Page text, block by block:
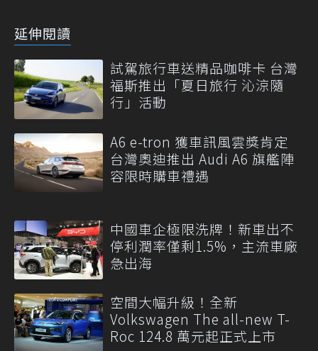
延伸閱讀
試駕旅行車送精品咖啡卡 台灣
福斯推出「夏日旅行 沁涼隨
行」活動
A6 e-tron 獲車訊風雲獎肯定
台灣奧迪推出 Audi A6 旗艦陣
容限時購車禮遇
中國車企極限洗牌！新車出不
停利潤率僅剩1.5%，主流車廠
急出海
空間大幅升級！全新
Volkswagen The all-new T-
Roc 124.8 萬元起正式上市